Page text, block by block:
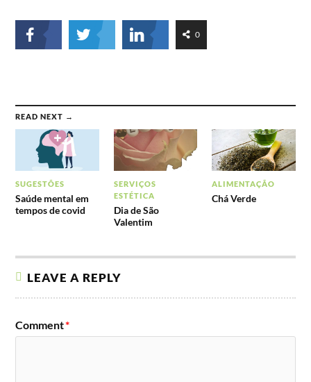
0
READ NEXT →
SUGESTÕES
Saúde mental em
tempos de covid
SERVIÇOS
ESTÉTICA
Dia de São
Valentim
ALIMENTAÇÃO
Chá Verde
LEAVE A REPLY
Comment*